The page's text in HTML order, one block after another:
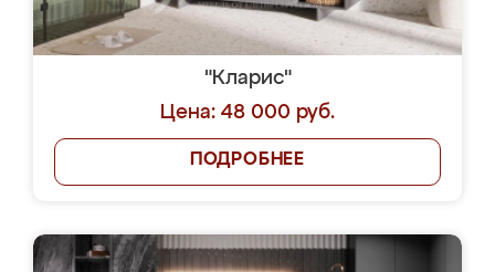
"Кларис"
Цена: 48 000 руб.
ПОДРОБНЕЕ